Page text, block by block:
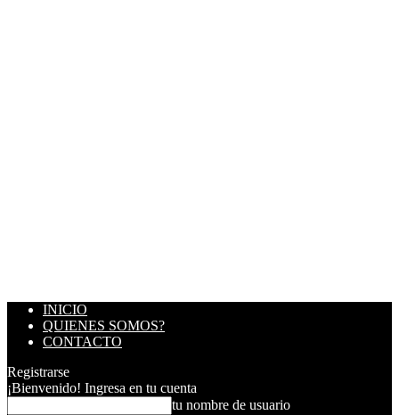
INICIO
QUIENES SOMOS?
CONTACTO
Registrarse
¡Bienvenido! Ingresa en tu cuenta
tu nombre de usuario